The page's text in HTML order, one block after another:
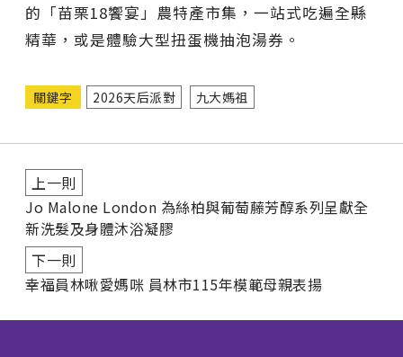
的「苗栗18饗宴」農特產市集，一站式吃遍全縣
精華，或是體驗大型扭蛋機抽泡湯券。
關鍵字 2026天后派對 九大媽祖
上一則
Jo Malone London 為絲柏與葡萄藤芳醇系列呈獻全
新洗髮及身體沐浴凝膠
下一則
幸福員林啾愛媽咪 員林市115年模範母親表揚